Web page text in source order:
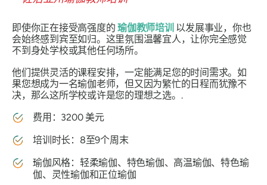
即使你正在接受高强度的瑜伽教师培训 以发展事业，你也
会始终感到宾至如归。这里氛围温馨宜人，让你完全感觉
不到身处学校或其他任何场所。
他们提供灵活的课程安排，一定能满足您的时间需求。如
果您想成为一名瑜伽老师，但又因为繁忙的日程而犹豫不
决，那么这所学校或许是您的理想之选。.
费用：3200 美元
培训时长：8至9个周末
瑜伽风格：轻柔瑜伽、特色瑜伽、高温瑜伽、特色瑜
伽、灵性瑜伽和正位瑜伽